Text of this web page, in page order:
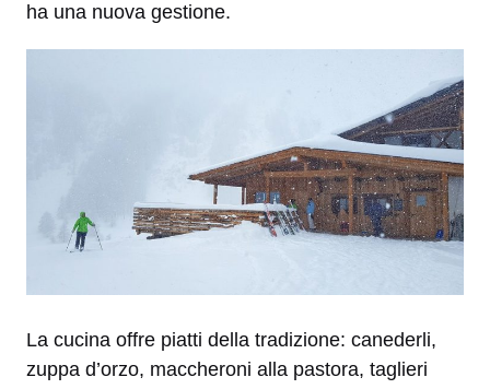
ha una nuova gestione.
La cucina offre piatti della tradizione: canederli,
zuppa d’orzo, maccheroni alla pastora, taglieri